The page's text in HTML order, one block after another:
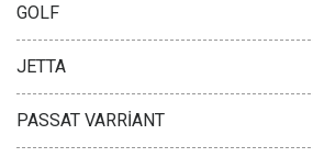
GOLF
JETTA
PASSAT VARRİANT